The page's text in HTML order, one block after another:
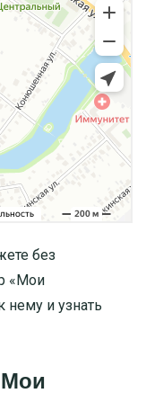
без
«Мои
нему и узнать